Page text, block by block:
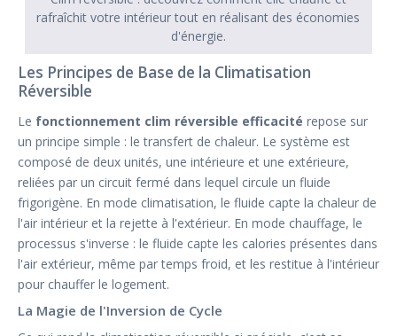
rafraîchit votre intérieur tout en réalisant des économies
d'énergie.
Les Principes de Base de la Climatisation
Réversible
Le fonctionnement clim réversible efficacité repose sur
un principe simple : le transfert de chaleur. Le système est
composé de deux unités, une intérieure et une extérieure,
reliées par un circuit fermé dans lequel circule un fluide
frigorigène. En mode climatisation, le fluide capte la chaleur de
l'air intérieur et la rejette à l'extérieur. En mode chauffage, le
processus s'inverse : le fluide capte les calories présentes dans
l'air extérieur, même par temps froid, et les restitue à l'intérieur
pour chauffer le logement.
La Magie de l'Inversion de Cycle